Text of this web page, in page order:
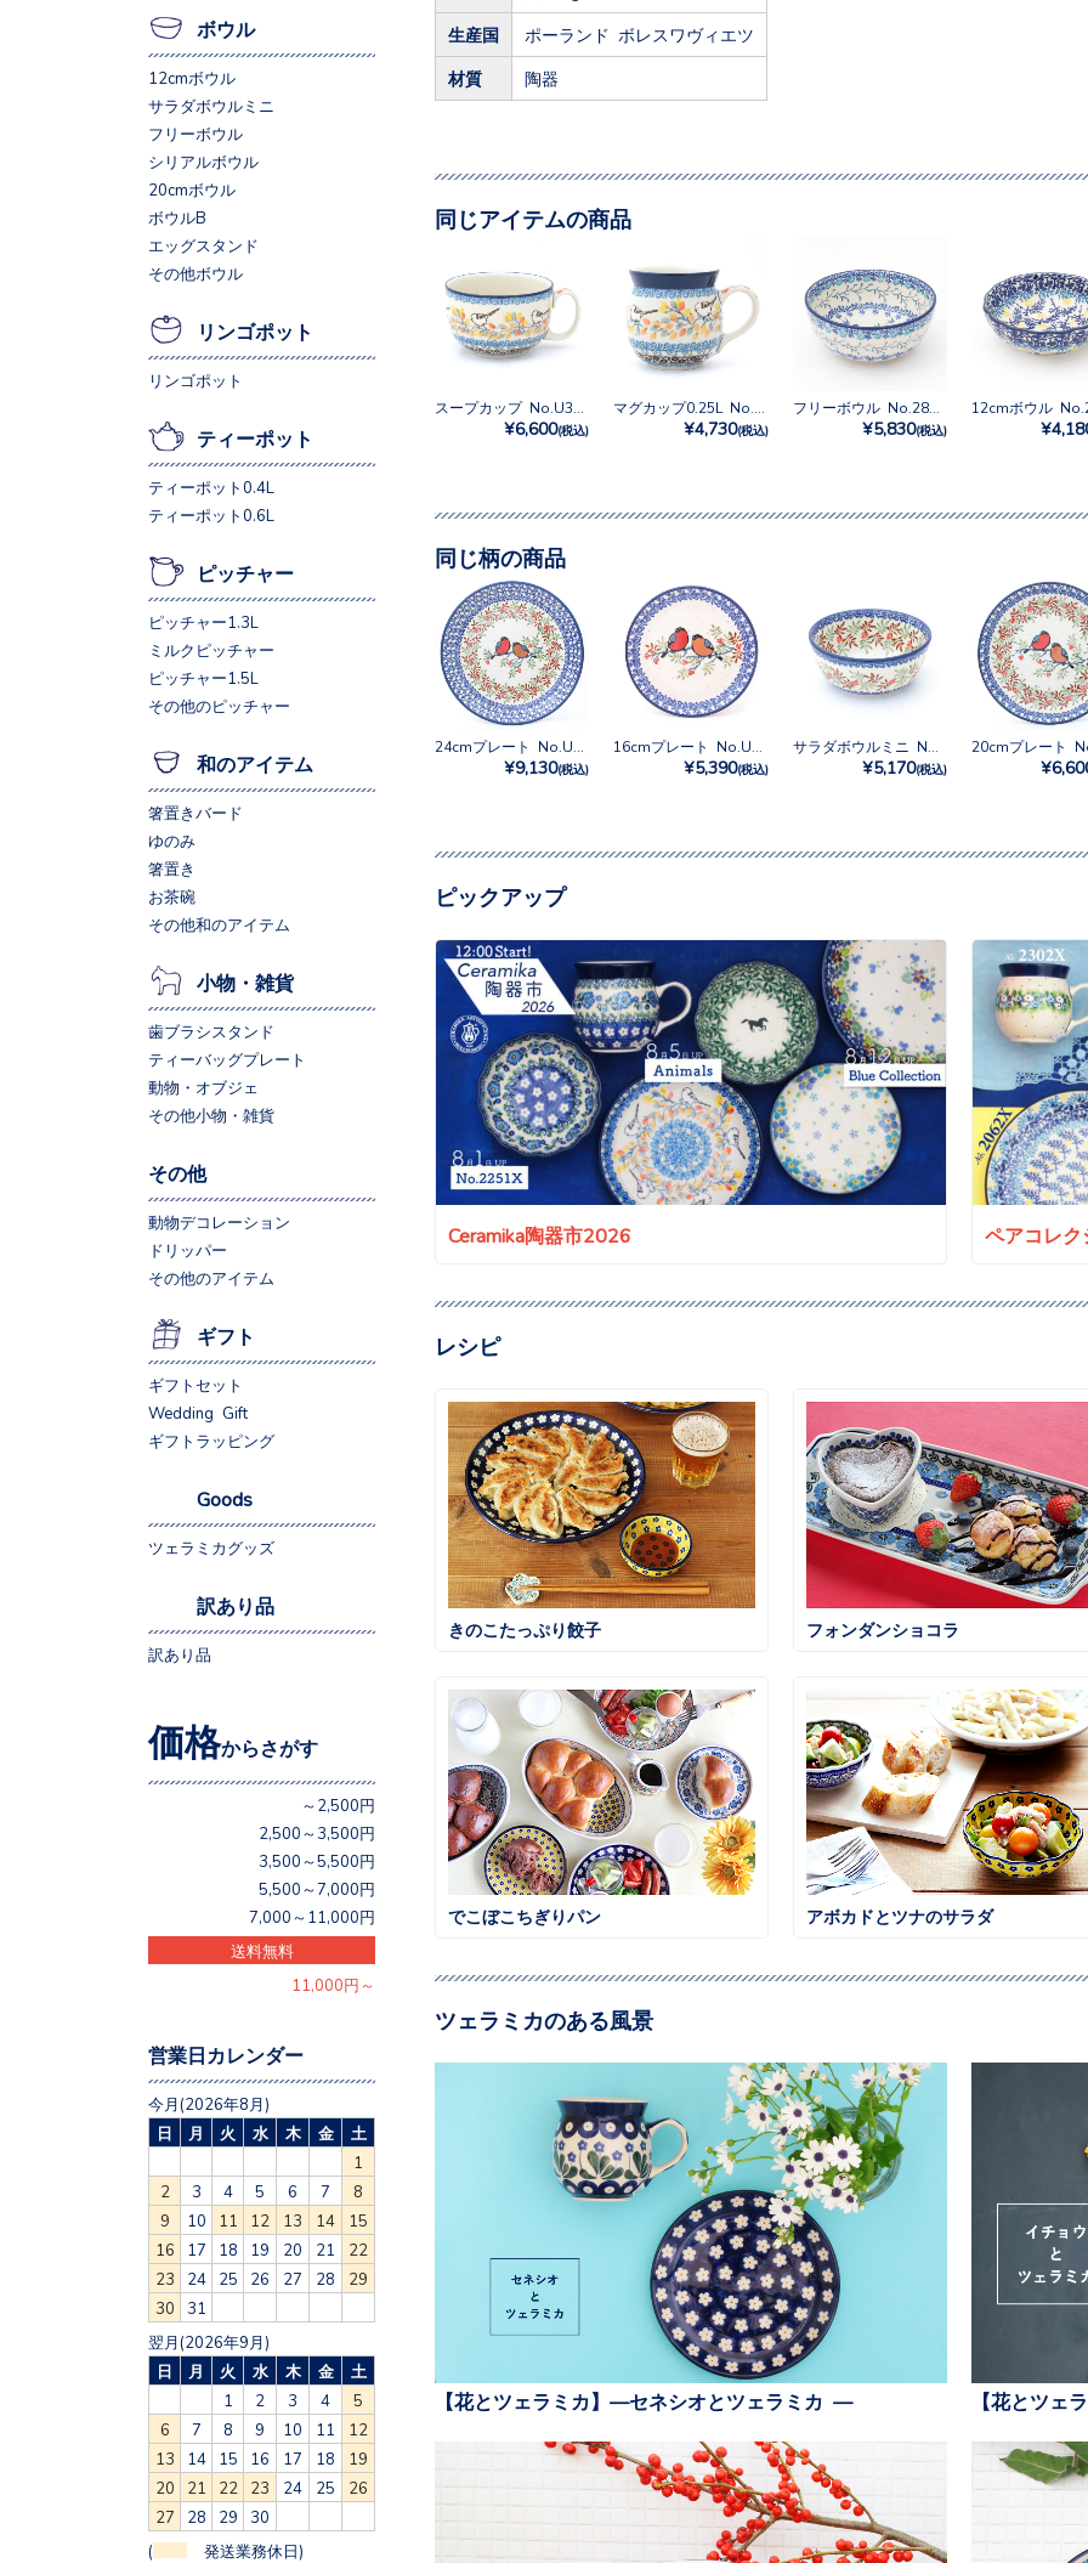
生産国 ポーランド ボレスワヴィエツ
材質 陶器
同じアイテムの商品
¥6,600(税込) ¥4,730(税込)
フリーボウル No.2815X
¥5,830(税込)
同じ柄の商品
¥9,130(税込) ¥5,390(税込) ¥5,170(税込)
ピックアップ
Ceramika陶器市2026 ペアコレ
レシピ
きのこたっぷり餃子 フォンダンショコラ
でこぼこちぎりパン アボカドとツナのサラダ
ツェラミカのある風景
【花とツェラミカ】—セネシオとツェラミカ — 【花とツェ
ボウル
12cmボウル
サラダボウルミニ
フリーボウル
シリアルボウル
20cmボウル
ボウルB
エッグスタンド
その他ボウル
リンゴポット
リンゴポット
ティーポット
ティーポット0.4L
ティーポット0.6L
ピッチャー
ピッチャー1.3L
ミルクピッチャー
ピッチャー1.5L
その他のピッチャー
和のアイテム
箸置きバード
ゆのみ
箸置き
お茶碗
その他和のアイテム
小物・雑貨
歯ブラシスタンド
ティーバッグプレート
動物・オブジェ
その他小物・雑貨
その他
動物デコレーション
ドリッパー
その他のアイテム
ギフト
ギフトセット
Wedding Gift
ギフトラッピング
Goods
ツェラミカグッズ
訳あり品
訳あり品
価格からさがす
～2,500円
2,500～3,500円
3,500～5,500円
5,500～7,000円
7,000～11,000円
送料無料
11,000円～
営業日カレンダー
今月(2026年8月)
日
月 火 水 木 金
土
1
2
3 4 5 6 7
8
9
10 11 12 13 14
15
16
17 18 19 20 21
22
23
24 25 26 27 28
29
30
31
翌月(2026年9月)
日
月 火 水 木 金
土
1
2 3 4
5
6
7 8 9 10 11
12
13
14 15 16 17 18
19
20
21 22 23 24 25
26
27
28 29 30
( 発送業務休日)